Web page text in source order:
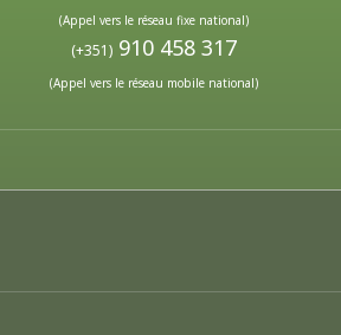
(Appel vers le réseau fixe national)
(+351) 910 458 317
(Appel vers le réseau mobile national)